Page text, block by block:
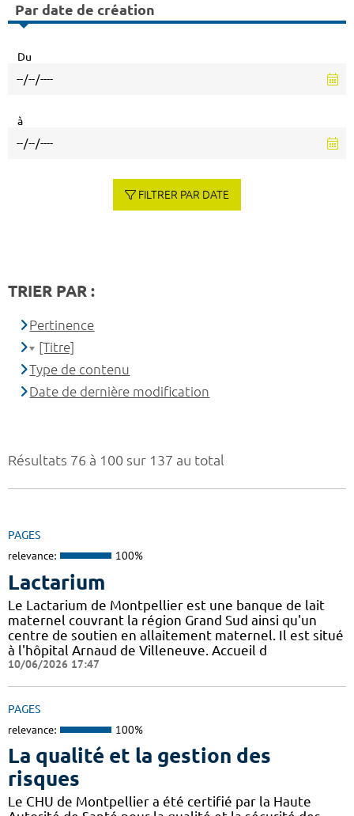
Résultats 76 à 100 sur 137 au total
PAGES
relevance: 100%
Lactarium
Le Lactarium de Montpellier est une banque de lait
maternel couvrant la région Grand Sud ainsi qu'un
centre de soutien en allaitement maternel. Il est situé
à l'hôpital Arnaud de Villeneuve. Accueil d
10/06/2026 17:47
PAGES
relevance: 100%
La qualité et la gestion des
risques
Le CHU de Montpellier a été certifié par la Haute
Par date de création
Du
à
FILTRER PAR DATE
TRIER PAR :
Pertinence
[Titre]
Type de contenu
Date de dernière modification